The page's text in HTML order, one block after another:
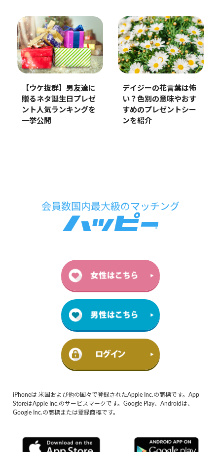
【ウケ抜群】男友達に
贈るネタ誕生日プレゼ
ント人気ランキングを
一挙公開
デイジーの花言葉は怖
い？色別の意味やおす
すめのプレゼントシー
ンを紹介
iPhoneは 米国および他の国々で登録されたApple Inc.の商標です。App
StoreはApple Inc.のサービスマークです。Google Play、Androidは、
Google Inc.の商標または登録商標です。